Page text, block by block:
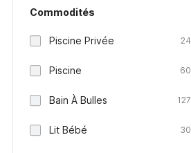
Commodités
Piscine Privée 24
Piscine 60
Bain À Bulles 127
Lit Bébé 30